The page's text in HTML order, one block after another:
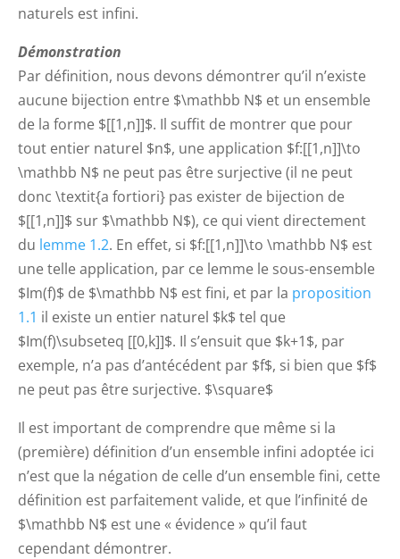
naturels est infini.
Démonstration
Par définition, nous devons démontrer qu’il n’existe
aucune bijection entre $\mathbb N$ et un ensemble
de la forme $[[1,n]]$. Il suffit de montrer que pour
tout entier naturel $n$, une application $f:[[1,n]]\to
\mathbb N$ ne peut pas être surjective (il ne peut
donc \textit{a fortiori} pas exister de bijection de
$[[1,n]]$ sur $\mathbb N$), ce qui vient directement
du lemme 1.2. En effet, si $f:[[1,n]]\to \mathbb N$ est
une telle application, par ce lemme le sous-ensemble
$Im(f)$ de $\mathbb N$ est fini, et par la proposition
1.1 il existe un entier naturel $k$ tel que
$Im(f)\subseteq [[0,k]]$. Il s’ensuit que $k+1$, par
exemple, n’a pas d’antécédent par $f$, si bien que $f$
ne peut pas être surjective. $\square$
Il est important de comprendre que même si la
(première) définition d’un ensemble infini adoptée ici
n’est que la négation de celle d’un ensemble fini, cette
définition est parfaitement valide, et que l’infinité de
$\mathbb N$ est une « évidence » qu’il faut
cependant démontrer.